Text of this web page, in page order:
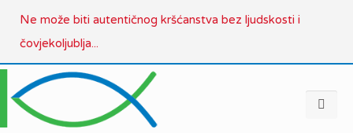
Ne može biti autentičnog kršćanstva bez ljudskosti i
čovjekoljublja...